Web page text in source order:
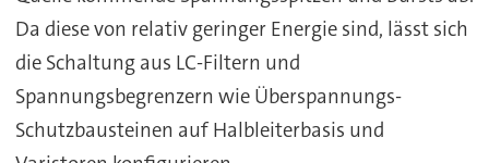
Da diese von relativ geringer Energie sind, lässt sich
die Schaltung aus LC-Filtern und
Spannungsbegrenzern wie Überspannungs-
Schutzbausteinen auf Halbleiterbasis und